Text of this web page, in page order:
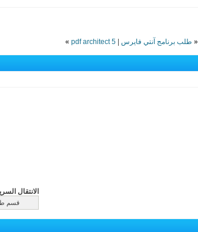
« طلب برنامج آنتي فايرس |
pdf architect 5
»
الانتقال